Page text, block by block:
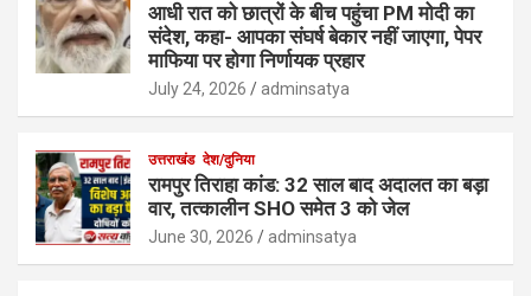
आधी रात को छात्रों के बीच पहुंचा PM मोदी का
संदेश, कहा- आपका संघर्ष बेकार नहीं जाएगा, पेपर
माफिया पर होगा निर्णायक प्रहार
July 24, 2026 adminsatya
उत्तराखंड देश/दुनिया
रामपुर तिराहा कांड: 32 साल बाद अदालत का बड़ा
वार, तत्कालीन SHO समेत 3 को जेल
June 30, 2026 adminsatya